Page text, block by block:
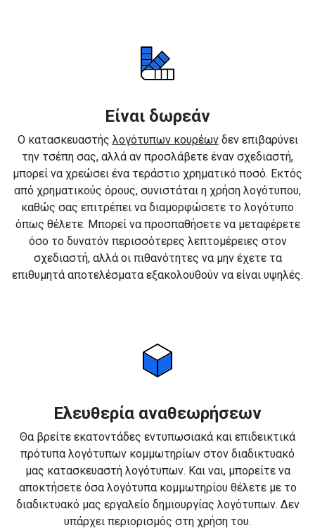
Είναι δωρεάν
Ο κατασκευαστής λογότυπων κουρέωνδεν επιβαρύνει
την τσέπη σας, αλλά αν προσλάβετε έναν σχεδιαστή,
μπορεί να χρεώσει ένα τεράστιο χρηματικό ποσό. Εκτός
από χρηματικούς όρους, συνιστάται η χρήση λογότυπου,
καθώς σας επιτρέπει να διαμορφώσετε το λογότυπο
όπως θέλετε. Μπορεί να προσπαθήσετε να μεταφέρετε
όσο το δυνατόν περισσότερες λεπτομέρειες στον
σχεδιαστή, αλλά οι πιθανότητες να μην έχετε τα
επιθυμητά αποτελέσματα εξακολουθούν να είναι υψηλές.
Ελευθερία αναθεωρήσεων
Θα βρείτε εκατοντάδες εντυπωσιακά και επιδεικτικά
πρότυπα λογότυπων κομμωτηρίων στον διαδικτυακό
μας κατασκευαστή λογότυπων. Και ναι, μπορείτε να
αποκτήσετε όσα λογότυπα κομμωτηρίου θέλετε με το
διαδικτυακό μας εργαλείο δημιουργίας λογότυπων. Δεν
υπάρχει περιορισμός στη χρήση του.